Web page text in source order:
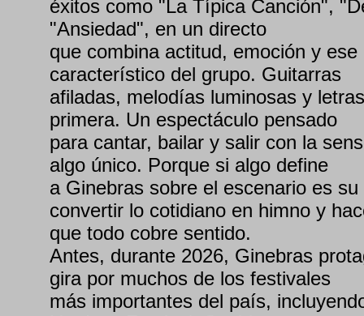
éxitos como "La Típica Canción",
"Ansiedad", en un directo
que combina actitud, emoción y
característico del grupo. Guitarras
afiladas, melodías luminosas y
primera. Un espectáculo pensado
para cantar, bailar y salir con la
algo único. Porque si algo define
a Ginebras sobre el escenario es
convertir lo cotidiano en himno y
que todo cobre sentido.
Antes, durante 2026, Ginebras
gira por muchos de los festivales
más importantes del país,